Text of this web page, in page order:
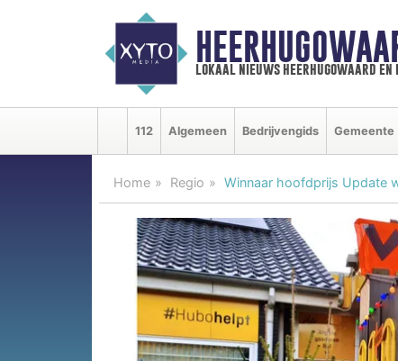
lokaal nieuws heerhugowaard
112 Algemeen Bedrijvengids Gemeente
Home Regio Winnaar hoofdprijs Update